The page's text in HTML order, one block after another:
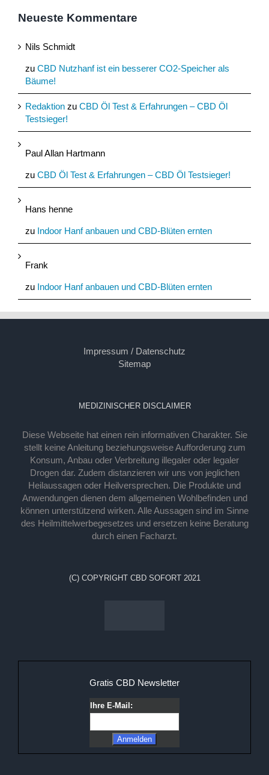
Neueste Kommentare
Nils Schmidt
zu CBD Nutzhanf ist ein besserer CO2-Speicher als
Bäume!
Redaktion zu CBD Öl Test & Erfahrungen – CBD Öl
Testsieger!
Paul Allan Hartmann
zu CBD Öl Test & Erfahrungen – CBD Öl Testsieger!
Hans henne
zu Indoor Hanf anbauen und CBD-Blüten ernten
Frank
zu Indoor Hanf anbauen und CBD-Blüten ernten
Impressum / Datenschutz
Sitemap
MEDIZINISCHER DISCLAIMER
Diese Webseite hat einen rein informativen Charakter. Sie
stellt keine Anleitung beziehungsweise Aufforderung zum
Konsum, Anbau oder Verbreitung illegaler oder legaler
Drogen dar. Zudem distanzieren wir uns von jeglichen
Heilaussagen oder Heilversprechen. Die Produkte und
Anwendungen dienen dem allgemeinen Wohlbefinden und
können unterstützend wirken. Alle Aussagen sind im Sinne
des Heilmittelwerbegesetzes und ersetzen keine Beratung
durch einen Facharzt.
(C) COPYRIGHT CBD SOFORT 2021
Gratis CBD Newsletter
Ihre E-Mail: